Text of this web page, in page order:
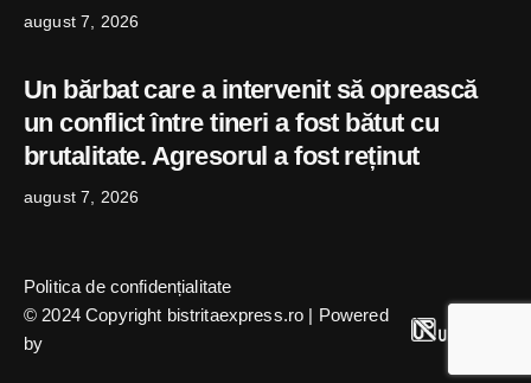
august 7, 2026
Un bărbat care a intervenit să oprească
un conflict între tineri a fost bătut cu
brutalitate. Agresorul a fost reținut
august 7, 2026
© 2024 Copyright bistritaexpress.ro | Powered
by
Politica de confidențialitate